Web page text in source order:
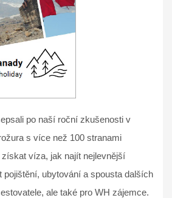
po naší roční zkušenosti v
s více než 100 stranami
víza, jak najít nejlevnější
pojištění, ubytování a spousta dalších
ale také pro WH zájemce.